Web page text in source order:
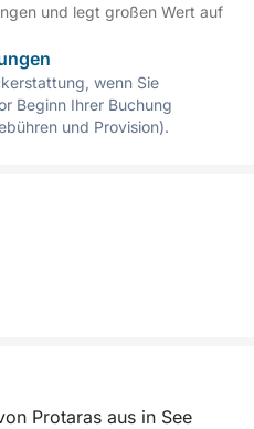
und legt großen Wert auf
wenn Sie
Beginn Ihrer Buchung
und Provision).
Protaras aus in See